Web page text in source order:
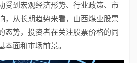
受到宏观经济形势、行业政策、市
，从长期趋势来看，山西煤业股票
态势，投资者在关注股票价格的同
本面和市场前景。